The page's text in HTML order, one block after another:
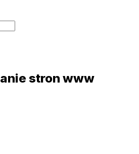
stron www